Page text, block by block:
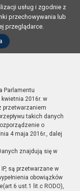
usług i zgodnie z
przechowywania lub
przeglądarce.
Parlamentu
2016r. w
przetwarzaniem
takich danych
o
4 maja 2016r., dalej
znajdują się w
są przetwarzane w
obowiązków
ust.1 lit.c RODO),